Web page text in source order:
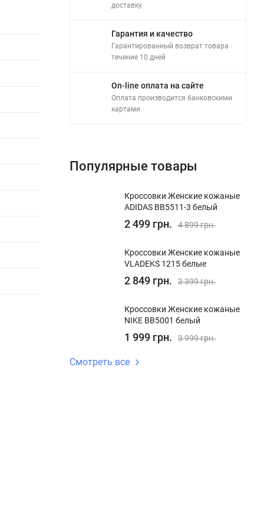
доставку
Гарантия и качество
Гарантированный возврат товара
течение 10 дней
On-line оплата на сайте
Оплата производится банковскими
картами
Популярные товары
Кроссовки Женские кожаные
ADIDAS BB5511-3 белый
2 499 грн. 4 899 грн.
Кроссовки Женские кожаные
VLADEKS 1215 белые
2 849 грн. 3 399 грн.
Кроссовки Женские кожаные
NIKE BB5001 белый
1 999 грн. 3 999 грн.
Смотреть все